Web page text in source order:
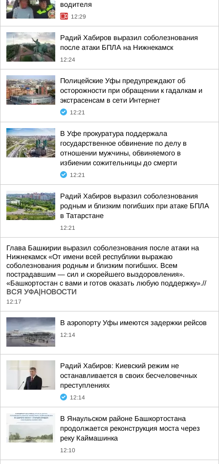
водителя
12:29
Радий Хабиров выразил соболезнования
после атаки БПЛА на Нижнекамск
12:24
Полицейские Уфы предупреждают об
осторожности при обращении к гадалкам и
экстрасенсам в сети Интернет
12:21
В Уфе прокуратура поддержала
государственное обвинение по делу в
отношении мужчины, обвиняемого в
избиении сожительницы до смерти
12:21
Радий Хабиров выразил соболезнования
родным и близким погибших при атаке БПЛА
в Татарстане
12:21
Глава Башкирии выразил соболезнования после атаки на
Нижнекамск «От имени всей республики выражаю
соболезнования родным и близким погибших. Всем
пострадавшим — сил и скорейшего выздоровления».
«Башкортостан с вами и готов оказать любую поддержку».//
ВСЯ УФА|НОВОСТИ
12:17
В аэропорту Уфы имеются задержки рейсов
12:14
Радий Хабиров: Киевский режим не
останавливается в своих бесчеловечных
преступлениях
12:14
В Янаульском районе Башкортостана
продолжается реконструкция моста через
реку Каймашинка
12:10